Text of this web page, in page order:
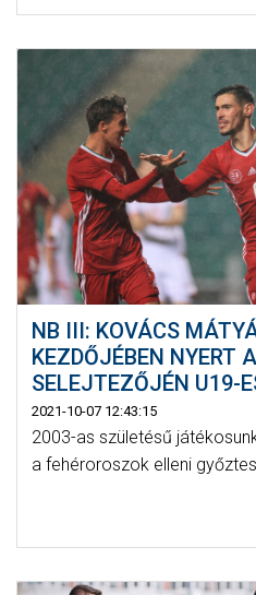
NB III: KOVÁCS
KEZDŐJÉBEN NYERT
SELEJTEZŐJÉN U19-
2021-10-07 12:43:15
2003-as születésű
a fehéroroszok elleni